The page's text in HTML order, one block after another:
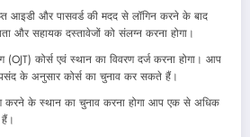
आइडी और पासवर्ड की मदद से लॉगिन करने के बाद
और सहायक दस्तावेजों को संलग्न करना होगा।
कोर्स एवं स्थान का विवरण दर्ज करना होगा। आप
पसंद के अनुसार कोर्स का चुनाव कर सकते हैं।
के स्थान का चुनाव करना होगा आप एक से अधिक